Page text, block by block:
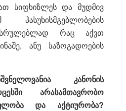
სიფხიზლეს და მუდმივ
რაც აქვთ
ანუ საზოგადოების
კანონის
ცესში არასამთავრობო
და აქტიურობა?